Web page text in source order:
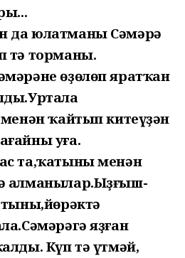
да юлатманы Сәмәрә
тә торманы.
өҙөлөп яратҡан
ҡайтып китеүҙән
уға.
та,ҡатыны менән
алманылар.Ыҙғыш-
яҙған
Күп тә үтмәй,